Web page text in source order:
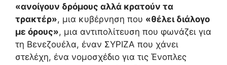
«ανοίγουν δρόμους αλλά κρατούν τα
τρακτέρ», μια κυβέρνηση που «θέλει διάλογο
με όρους», μια αντιπολίτευση που φωνάζει για
τη Βενεζουέλα, έναν ΣΥΡΙΖΑ που χάνει
στελέχη, ένα νομοσχέδιο για τις Ένοπλες